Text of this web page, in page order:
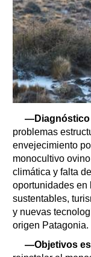
—Diagnóstico
problemas
envejecimiento
monocultivo
climática y falta
oportunidades en
sustentables,
y nuevas
origen Patagonia.
—Objetivos